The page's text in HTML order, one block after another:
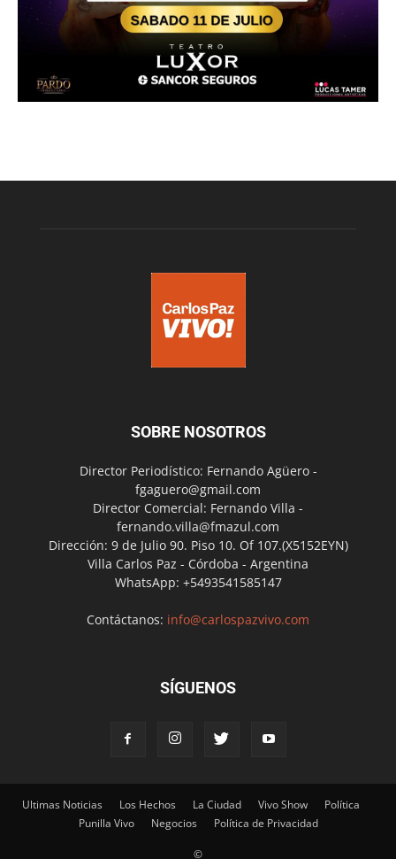
SOBRE NOSOTROS
Director Periodístico: Fernando Agüero -
fgaguero@gmail.com
Director Comercial: Fernando Villa -
fernando.villa@fmazul.com
Dirección: 9 de Julio 90. Piso 10. Of 107.(X5152EYN)
Villa Carlos Paz - Córdoba - Argentina
WhatsApp: +5493541585147
Contáctanos: info@carlospazvivo.com
SÍGUENOS
Ultimas Noticias Los Hechos La Ciudad Vivo Show
Política
Punilla Vivo
Negocios Política de Privacidad
©